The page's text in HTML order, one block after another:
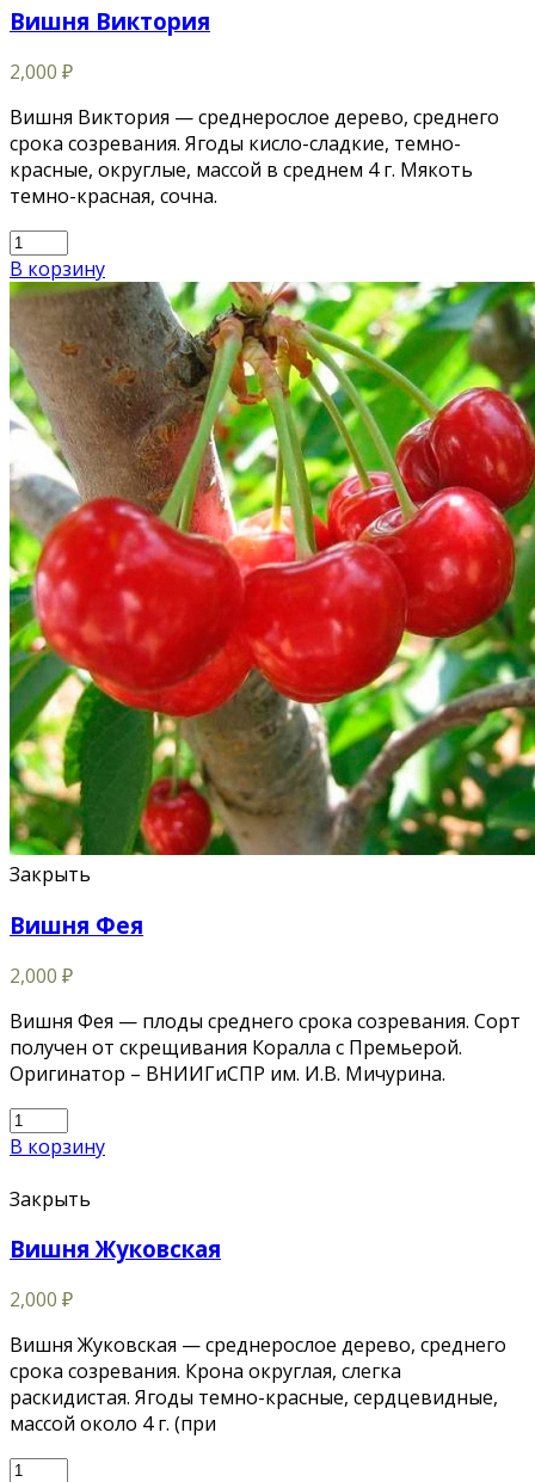
Вишня Виктория
2,000 ₽
Вишня Виктория — среднерослое дерево, среднего
срока созревания. Ягоды кисло-сладкие, темно-
красные, округлые, массой в среднем 4 г. Мякоть
темно-красная, сочна.
В корзину
Закрыть
Вишня Фея
2,000 ₽
Вишня Фея — плоды среднего срока созревания. Сорт
получен от скрещивания Коралла с Премьерой.
Оригинатор – ВНИИГиСПР им. И.В. Мичурина.
В корзину
Закрыть
Вишня Жуковская
2,000 ₽
Вишня Жуковская — среднерослое дерево, среднего
срока созревания. Крона округлая, слегка
раскидистая. Ягоды темно-красные, сердцевидные,
массой около 4 г. (при